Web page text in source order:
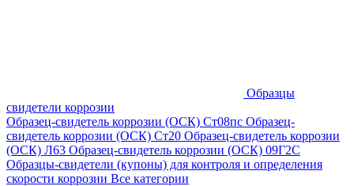
Образцы
свидетели коррозии
Образец-свидетель коррозии (ОСК) Ст08пс Образец-
свидетель коррозии (ОСК) Ст20 Образец-свидетель коррозии
(ОСК) Л63 Образец-свидетель коррозии (ОСК) 09Г2С
Образцы-свидетели (купоны) для контроля и определения
скорости коррозии Все категории